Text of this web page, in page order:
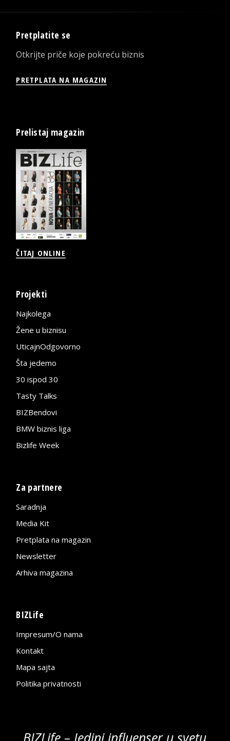
Pretplatite se
Otkrijte priče koje pokreću biznis
PRETPLATA NA MAGAZIN
Prelistaj magazin
ČITAJ ONLINE
Projekti
Najkolega
Žene u biznisu
UticajnOdgovorno
Šta jedemo
30 ispod 30
Tasty Talks
BIZBendovi
BMW biznis liga
Bizlife Week
Za partnere
Saradnja
Media Kit
Pretplata na magazin
Newsletter
Arhiva magazina
BIZLife
Impresum/O nama
Kontakt
Mapa sajta
Politika privatnosti
BIZLife – Jedini influenser u svetu